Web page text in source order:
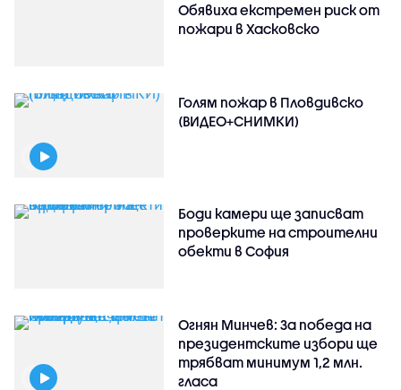
Обявиха екстремен риск от
пожари в Хасковско
Голям пожар в Пловдивско
(ВИДЕО+СНИМКИ)
Боди камери ще записват
проверките на строителни
обекти в София
Огнян Минчев: За победа на
президентските избори ще
трябват минимум 1,2 млн.
гласа